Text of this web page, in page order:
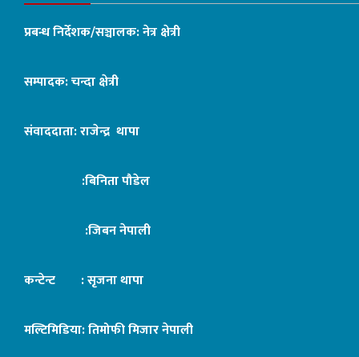
प्रबन्ध निर्देशक/सञ्चालक: नेत्र क्षेत्री
सम्पादक: चन्दा क्षेत्री
संवाददाता: राजेन्द्र थापा
:बिनिता पौडेल
:जिबन नेपाली
कन्टेन्ट : सृजना थापा
मल्टिमिडिया: तिमोफी मिजार नेपाली